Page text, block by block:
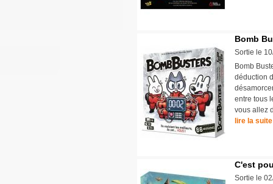
Bomb
Sortie le
Bomb
déduction
entre tous
vous allez
lire la suite
C'est
Sortie le